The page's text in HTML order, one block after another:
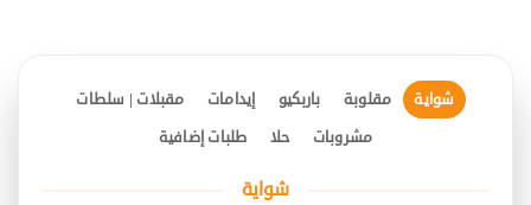
شواية مقلوبة باربكيو إيدامات
مقبلات | سلطات
مشروبات
حلا طلبات إضافية
شواية